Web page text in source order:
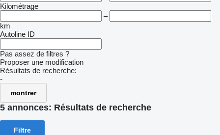
Kilométrage
–
km
Autoline ID
Pas assez de filtres ?
Proposer une modification
Résultats de recherche:
-
montrer
5 annonces: Résultats de recherche
Filtre